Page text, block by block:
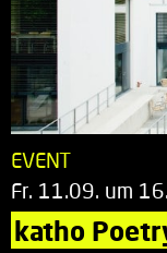
EVENT
Fr. 11.09. um
katho